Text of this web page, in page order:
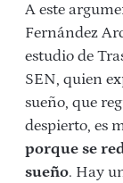
A este
Fernández
estudio de
SEN, quien
sueño, que
despierto, es
porque se
sueño. Hay